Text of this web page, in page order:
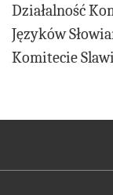
Działalność
Języków
Komitecie